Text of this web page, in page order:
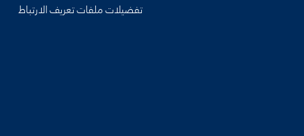
تفضيلات ملفات تعريف الارتباط